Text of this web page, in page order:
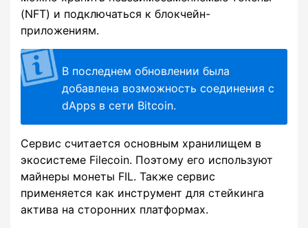
(NFT) и подключаться к блокчейн-
приложениям.
В последнем обновлении была
добавлена возможность соединения с
dApps в сети Bitcoin.
Сервис считается основным хранилищем в
экосистеме Filecoin. Поэтому его используют
майнеры монеты FIL. Также сервис
применяется как инструмент для стейкинга
актива на сторонних платформах.